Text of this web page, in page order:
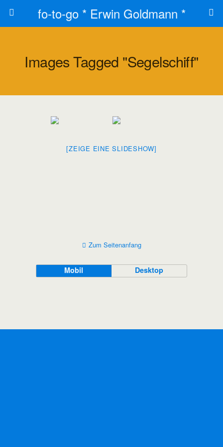
fo-to-go * Erwin Goldmann *
Images Tagged "segelschiff"
[ZEIGE EINE SLIDESHOW]
Zum Seitenanfang
Mobil Desktop